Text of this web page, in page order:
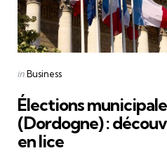
Posted
inBusiness
Élections
(Dordogne) :
en lice